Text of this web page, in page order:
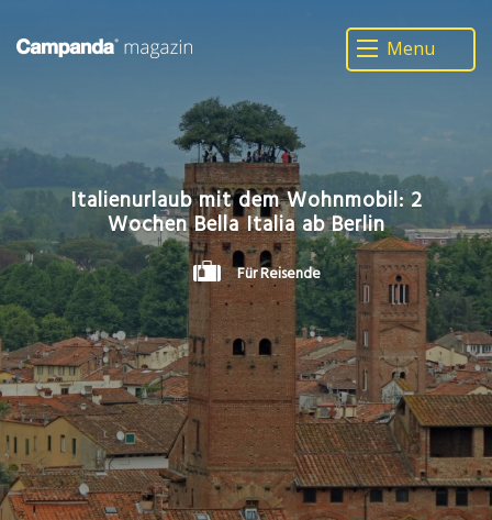
Menu
Italienurlaub mit dem Wohnmobil: 2
Wochen Bella Italia ab Berlin
Für Reisende
Wohnmobile suchen